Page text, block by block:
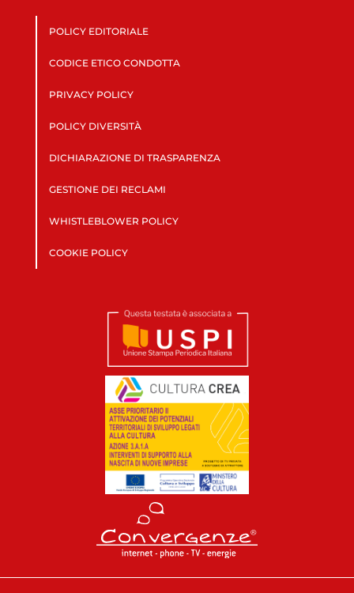
POLICY EDITORIALE
CODICE ETICO CONDOTTA
PRIVACY POLICY
POLICY DIVERSITÀ
DICHIARAZIONE DI TRASPARENZA
GESTIONE DEI RECLAMI
WHISTLEBLOWER POLICY
COOKIE POLICY